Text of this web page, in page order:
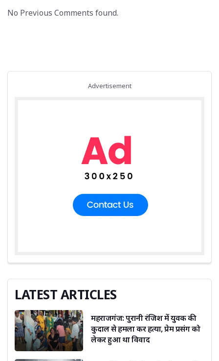
No Previous Comments found.
Advertisement
LATEST ARTICLES
महराजगंज: पुरानी रंजिश में युवक की
कुदाल से हमला कर हत्या, प्रेम प्रसंग को
लेकर हुआ था विवाद